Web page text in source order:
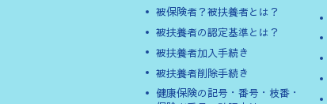
被保険者？被扶養者とは？
被扶養者の認定基準とは？
被扶養者加入手続き
被扶養者削除手続き
健康保険の記号・番号・枝番・